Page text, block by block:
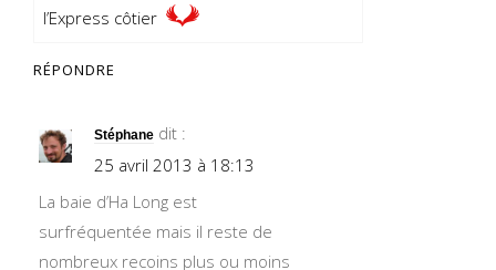
l’Express côtier
RÉPONDRE
Stéphane dit :
25 avril 2013 à 18:13
La baie d’Ha Long est
surfréquentée mais il reste de
nombreux recoins plus ou moins